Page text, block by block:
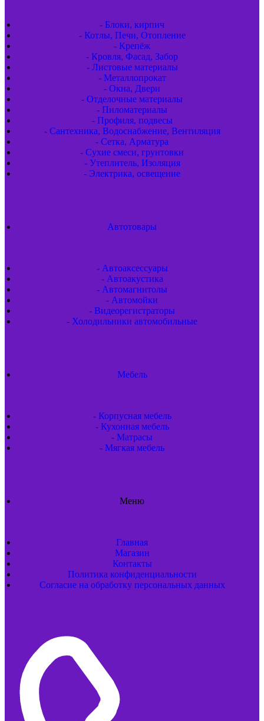
- Блоки, кирпич
- Котлы, Печи, Отопление
- Крепёж
- Кровля, Фасад, Забор
- Листовые материалы
- Металлопрокат
- Окна, Двери
- Отделочные материалы
- Пиломатериалы
- Профиля, подвесы
- Сантехника, Водоснабжение, Вентиляция
- Сетка, Арматура
- Сухие смеси, грунтовки
- Утеплитель, Изоляция
- Электрика, освещение
Автотовары
- Автоаксессуары
- Автоакустика
- Автомагнитолы
- Автомойки
- Видеорегистраторы
- Холодильники автомобильные
Мебель
- Корпусная мебель
- Кухонная мебель
- Матрасы
- Мягкая мебель
Меню
Главная
Магазин
Контакты
Политика конфиденциальности
Согласие на обработку персональных данных